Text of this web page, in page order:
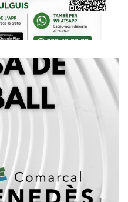
De Treball
Del Consell
Penedès